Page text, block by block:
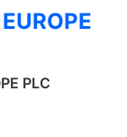
PLC